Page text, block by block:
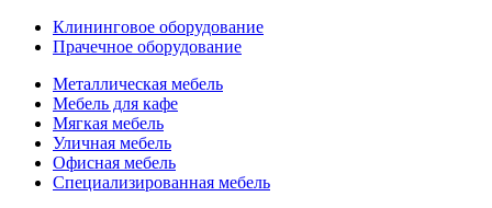
Клининговое оборудование
Прачечное оборудование
Металлическая мебель
Мебель для кафе
Мягкая мебель
Уличная мебель
Офисная мебель
Специализированная мебель